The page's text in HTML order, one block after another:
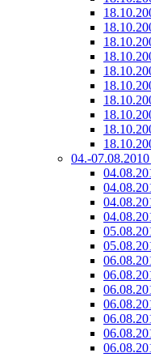
04.-